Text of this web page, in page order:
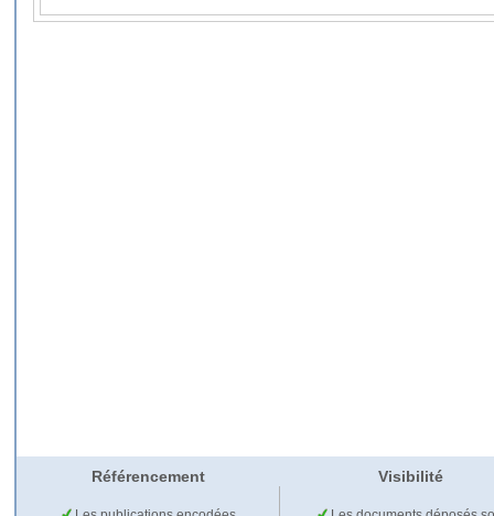
Référencement Visibilité